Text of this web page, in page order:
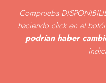
Comprueba
haciendo click en el
podrían haber